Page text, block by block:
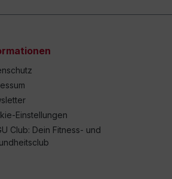
Einstellungen
Club: Dein Fitness- und